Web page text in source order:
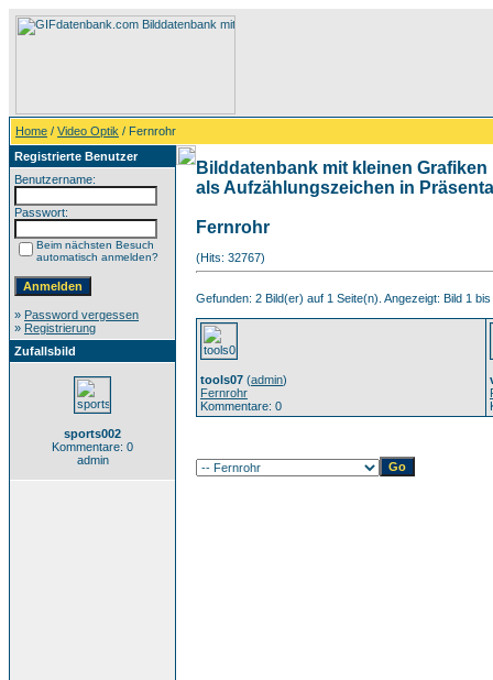
Home / Video Optik / Fernrohr
Registrierte Benutzer
Benutzername:
Passwort:
Beim nächsten Besuch
automatisch anmelden?
» Password vergessen
» Registrierung
Zufallsbild
sports002
Kommentare: 0
admin
Bilddatenbank mit kleinen
als Aufzählungszeichen in
Fernrohr
(Hits: 32767)
Gefunden: 2 Bild(er) auf 1 Seite(n). Angezeigt: Bild 1 bis
tools07 (admin)
Fernrohr
Kommentare: 0